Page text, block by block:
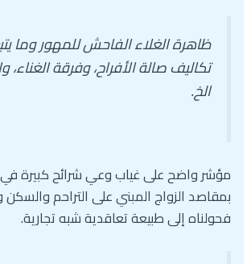
ظاهرة الغلاء الفاحش للمهور وما
تكاليف صالة الأفراح، وفرقة الغناء،
الخ.
مؤشر واضح على غياب وعي شرائح كبيرة في
بمقاصد الزواج المبني على التراحم
فحولناه إلى طبيعة تعاقدية شبه تجارية.